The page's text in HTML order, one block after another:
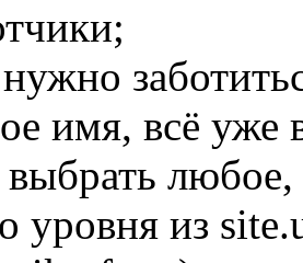
имя, всё уже
любое,
уровня из